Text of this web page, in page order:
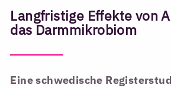
Langfristige Effekte von
das Darmmikrobiom
Eine schwedische